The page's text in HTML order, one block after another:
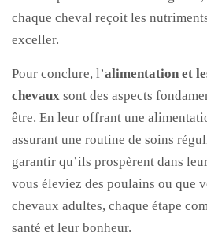
chaque cheval reçoit les
exceller.
Pour conclure, l’alimentation et
chevaux sont des aspects
être. En leur offrant une
assurant une routine de soins
garantir qu’ils prospèrent dans
vous éleviez des poulains ou que
chevaux adultes, chaque étape
santé et leur bonheur.